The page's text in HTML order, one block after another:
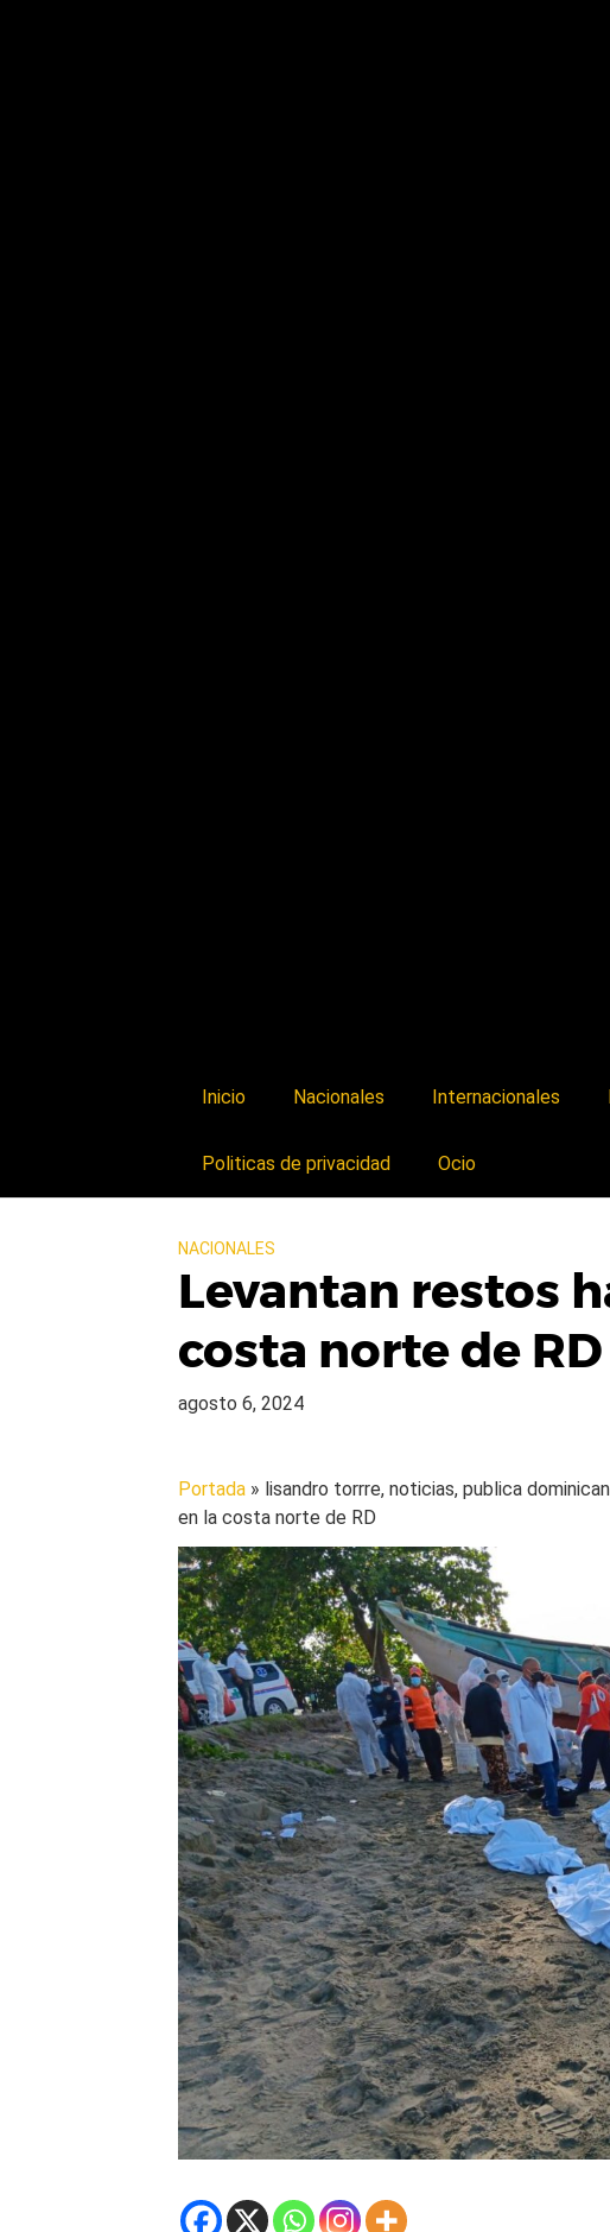
Inicio Nacionales Internacionales
Politicas de privacidad Ocio
NACIONALES
Levantan restos
costa norte de RD
agosto 6, 2024
Portada » lisandro torrre, noticias, publica
en la costa norte de RD